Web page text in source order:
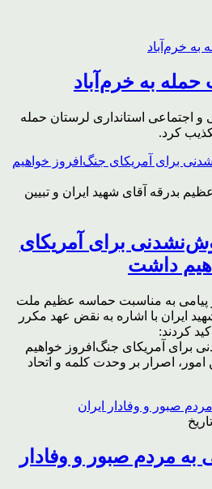
به خرم‌آباد
و اجتماعی استانداری لرستان حمله
کرد.
بدرقه آقای شهید ایران و تبیین
برای آمریکای
داشت
پیامی به مناسبت حماسه عظیم ملت
ایران با اشاره به نقض عهد مکرر
کردند:
برای آمریکای جنگ‌افروز خواهیم
اصرار بر وحدت کلمه و اتحاد
به مردم صبور و وفادار